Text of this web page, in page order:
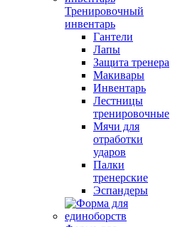
Тренировочный
инвентарь
Гантели
Лапы
Защита тренера
Макивары
Инвентарь
Лестницы
тренировочные
Мячи для
отработки
ударов
Палки
тренерские
Эспандеры